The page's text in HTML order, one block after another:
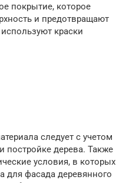
покрытие, которое
и предотвращают
краски
следует с учетом
постройке дерева. Также
условия, в которых
для фасада деревянного